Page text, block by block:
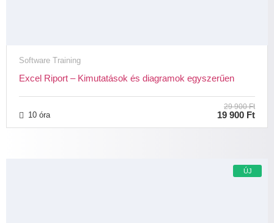
Software Training
Excel Riport – Kimutatások és diagramok egyszerűen
10 óra
29 900 Ft
19 900 Ft
ÚJ